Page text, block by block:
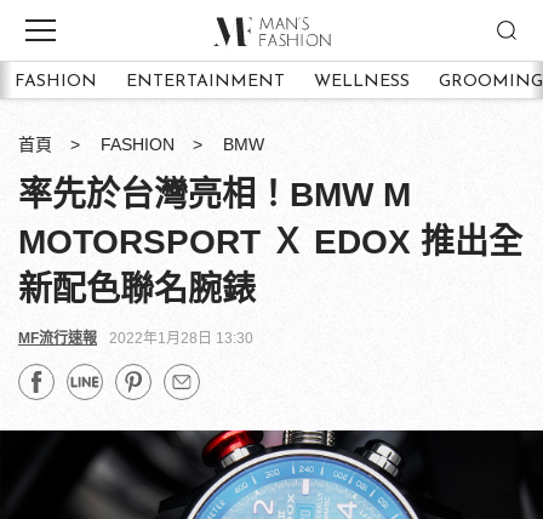
FASHION ENTERTAINMENT WELLNESS GROOMING
首頁 FASHION BMW
率先於台灣亮相！BMW M
MOTORSPORT Ｘ EDOX 推出全
新配色聯名腕錶
MF流行速報 2022年1月28日 13:30